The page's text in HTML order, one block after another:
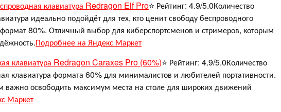
клавиатура Redragon Elf Pro⭐ Рейтинг: 4.9/5.0Количество
идеально подойдёт для тех, кто ценит свободу беспроводного
80%. Отличный выбор для киберспортсменов и стримеров, которым
Подробнее на Яндекс Маркет
клавиатура Redragon Caraxes Pro (60%)⭐ Рейтинг: 4.9/5.0Количество
клавиатура формата 60% для минималистов и любителей портативности.
важно освободить максимум места на столе для широких движений
Маркет